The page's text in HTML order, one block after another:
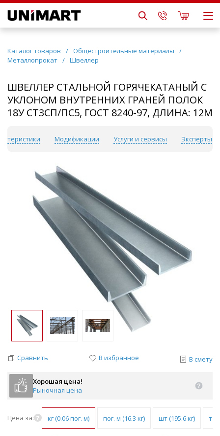
Каталог товаров / Общестроительные материалы
/
Металлопрокат / Швеллер
ШВЕЛЛЕР СТАЛЬНОЙ ГОРЯЧЕКАТАНЫЙ С
УКЛОНОМ ВНУТРЕННИХ ГРАНЕЙ ПОЛОК
18У СТ3СП/ПС5, ГОСТ 8240-97, ДЛИНА: 12М
Модификации Услуги и сервисы Эксперты
Сравнить В избранное В смету
Хорошая цена!
Рыночная цена
Цена за: кг (0.06 пог. м) пог. м (16.3 кг) шт (195.6 кг) т